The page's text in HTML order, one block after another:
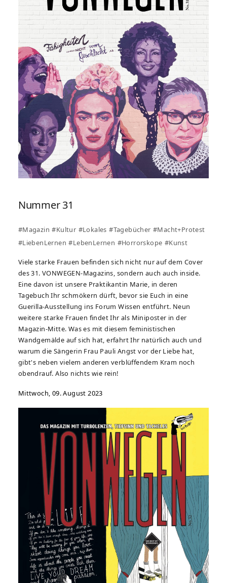
Nummer 31
#Magazin #Kultur #Lokales #Tagebücher #Macht+Protest
#LiebenLernen #LebenLernen #Horrorskope #Kunst
Viele starke Frauen befinden sich nicht nur auf dem Cover
des 31. VONWEGEN-Magazins, sondern auch auch inside.
Eine davon ist unsere Praktikantin Marie, in deren
Tagebuch Ihr schmökern dürft, bevor sie Euch in eine
Guerilla-Ausstellung ins Forum Wissen entführt. Neun
weitere starke Frauen findet Ihr als Miniposter in der
Magazin-Mitte. Was es mit diesem feministischen
Wandgemälde auf sich hat, erfahrt Ihr natürlich auch und
warum die Sängerin Frau Pauli Angst vor der Liebe hat,
gibt's neben vielem anderen verblüffendem Kram noch
obendrauf. Also nichts wie rein!
Mittwoch, 09. August 2023